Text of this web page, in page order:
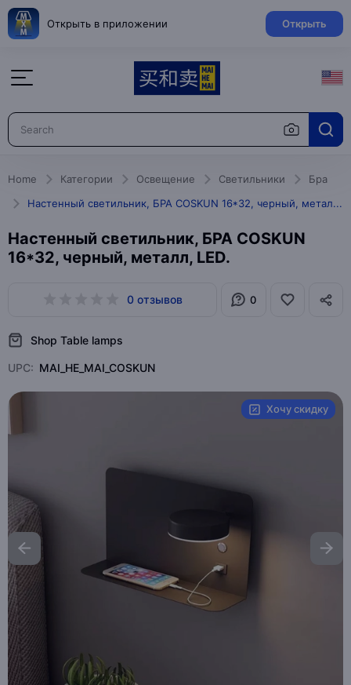
Открыть в приложении Открыть
Home Категории Освещение Светильники
Бра
Настенный светильник, БРА COSKUN 16*32, черный, металл, LED.
Настенный светильник, БРА COSKUN
16*32, черный, металл, LED.
0 отзывов 0
Shop Table lamps
UPC: MAI_HE_MAI_COSKUN
Хочу скидку